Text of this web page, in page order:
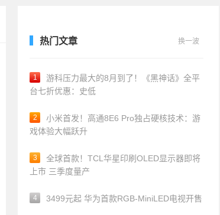
热门文章 换一波
1
游科压力最大的8月到了！《黑神话》全平
台七折优惠：史低
2
小米首发！高通8E6 Pro独占硬核技术：游
戏体验大幅跃升
3
全球首款！TCL华星印刷OLED显示器即将
上市 三季度量产
4 3499元起 华为首款RGB-MiniLED电视开售